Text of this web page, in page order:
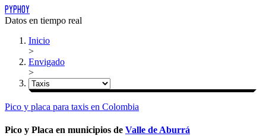
PYPHOY
Datos en tiempo real
Inicio
>
Envigado
>
Pico y placa para taxis en Colombia
Pico y Placa en municipios de Valle de Aburrá